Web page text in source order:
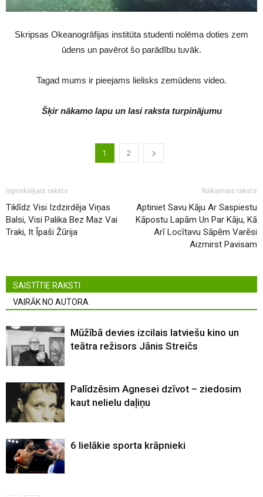
Skripsas Okeanogrāfijas institūta studenti nolēma doties zem
ūdens un pavērot šo parādību tuvāk.
Tagad mums ir pieejams lielisks zemūdens video.
Šķir nākamo lapu un lasi raksta turpinājumu
1 2
Iepriekšējais raksts
Tiklīdz Visi Izdzirdēja Viņas
Balsi, Visi Palika Bez Maz Vai
Traki, It Īpaši Žūrija
Nākamais raksts
Aptiniet Savu Kāju Ar Saspiestu
Kāpostu Lapām Un Par Kāju, Kā
Arī Locītavu Sāpēm Varēsi
Aizmirst Pavisam
SAISTĪTIE RAKSTI
VAIRĀK NO AUTORA
Mūžībā devies izcilais latviešu kino un
teātra režisors Jānis Streičs
Palīdzēsim Agnesei dzīvot – ziedosim
kaut nelielu daļiņu
6 lielākie sporta krāpnieki